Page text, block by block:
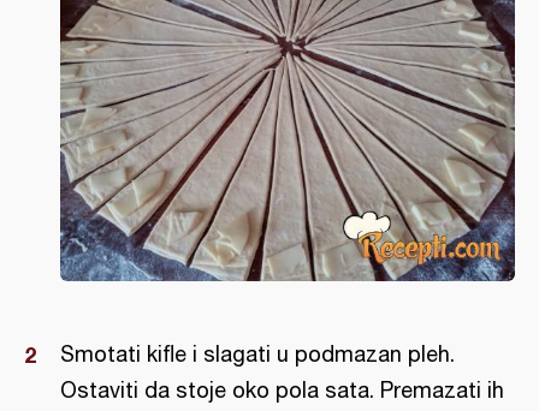
Smotati kifle i slagati u podmazan pleh.
Ostaviti da stoje oko pola sata. Premazati ih